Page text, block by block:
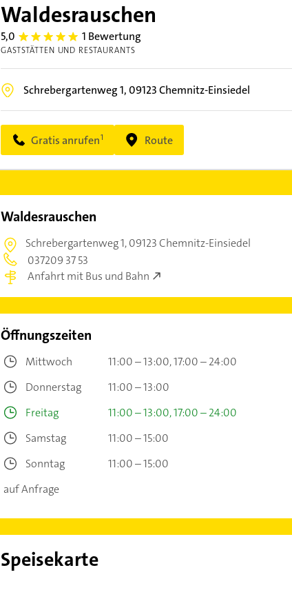
Waldesrauschen
5,0 5.0 1 Bewertung
GASTSTÄTTEN UND RESTAURANTS
Schrebergartenweg 1,09123Chemnitz-Einsiedel
Gratis anrufen Route
Waldesrauschen
Schrebergartenweg 1,09123 Chemnitz-Einsiedel
037209 37 53
Anfahrt mit Bus und Bahn
Öffnungszeiten
Mittwoch 11:00 – 13:00 17:00 – 24:00
Donnerstag
11:00 – 13:00
Freitag
11:00 – 13:00 17:00 – 24:00
Samstag
11:00 – 15:00
Sonntag
11:00 – 15:00
auf Anfrage
Speisekarte